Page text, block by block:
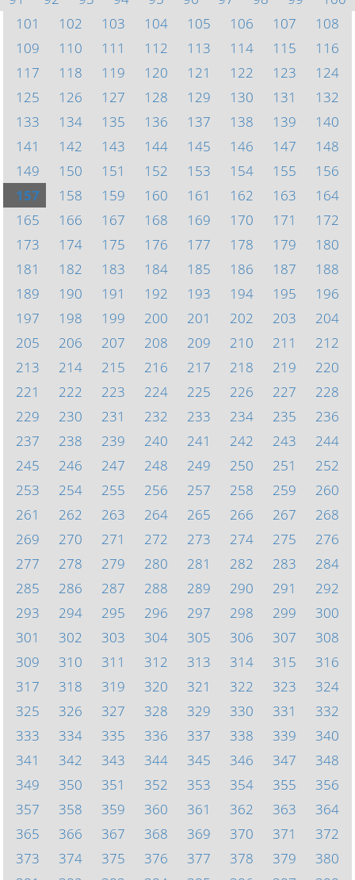
101
102 103 104 105 106 107
108
109
110 111 112 113 114 115
116
117
118 119 120 121 122 123
124
125
126 127 128 129 130 131
132
133
134 135 136 137 138 139
140
141
142 143 144 145 146 147
148
149
150 151 152 153 154 155
156
157
158 159 160 161 162 163
164
165
166 167 168 169 170 171
172
173
174 175 176 177 178 179
180
181
182 183 184 185 186 187
188
189
190 191 192 193 194 195
196
197
198 199 200 201 202 203
204
205
206 207 208 209 210 211
212
213
214 215 216 217 218 219
220
221
222 223 224 225 226 227
228
229
230 231 232 233 234 235
236
237
238 239 240 241 242 243
244
245
246 247 248 249 250 251
252
253
254 255 256 257 258 259
260
261
262 263 264 265 266 267
268
269
270 271 272 273 274 275
276
277
278 279 280 281 282 283
284
285
286 287 288 289 290 291
292
293
294 295 296 297 298 299
300
301
302 303 304 305 306 307
308
309
310 311 312 313 314 315
316
317
318 319 320 321 322 323
324
325
326 327 328 329 330 331
332
333
334 335 336 337 338 339
340
341
342 343 344 345 346 347
348
349
350 351 352 353 354 355
356
357
358 359 360 361 362 363
364
365
366 367 368 369 370 371
372
373
374 375 376 377 378 379
380